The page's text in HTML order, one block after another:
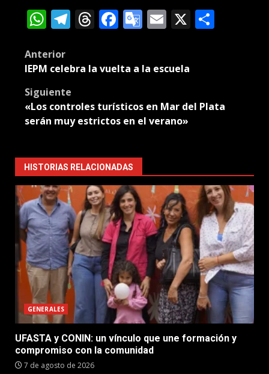
WhatsApp
Telegram
Threads
Facebook
Google
Email
X
Post
Anterior
IEPM celebra la vuelta a la escuela
Siguiente
«Los controles turísticos en Mar del Plata
serán muy estrictos en el verano»
HISTORIAS RELACIONADAS
GENERALES
UFASTA y CONIN: un vínculo que une formación y
compromiso con la comunidad
7 de agosto de 2026